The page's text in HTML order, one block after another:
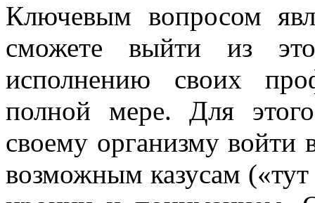
Ключевым вопросом
сможете выйти из
исполнению своих
полной мере. Для
своему организму
возможным казусам